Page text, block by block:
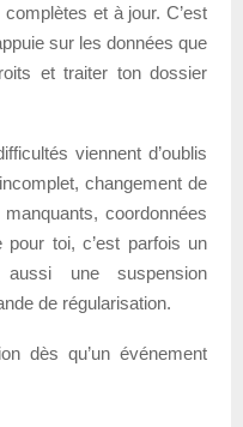
et à jour. C’est
sur les données que
et traiter ton dossier
viennent d’oublis
changement de
coordonnées
toi, c’est parfois un
une suspension
de régularisation.
dès qu’un événement